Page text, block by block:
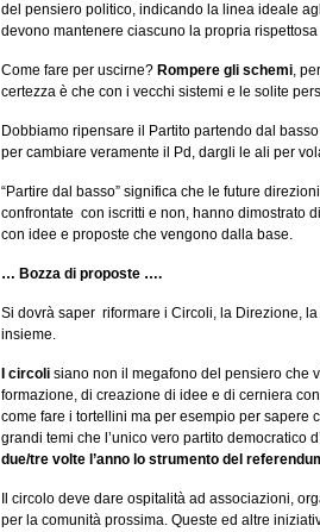
del pensiero politico, indicando la linea ideale
devono mantenere ciascuno la propria
Come fare per uscirne? Rompere gli schemi,
certezza è che con i vecchi sistemi e le solite
Dobbiamo ripensare il Partito partendo dal
per cambiare veramente il Pd, dargli le ali per
“Partire dal basso” significa che le future
confrontate con iscritti e non, hanno dimostrato
con idee e proposte che vengono dalla base.
… Bozza di proposte ….
Si dovrà saper riformare i Circoli, la Direzione,
insieme.
I circoli siano non il megafono del pensiero che
formazione, di creazione di idee e di cerniera
come fare i tortellini ma per esempio per sapere
grandi temi che l’unico vero partito democratico
due/tre volte l’anno lo strumento del
Il circolo deve dare ospitalità ad associazioni,
per la comunità prossima. Queste ed altre